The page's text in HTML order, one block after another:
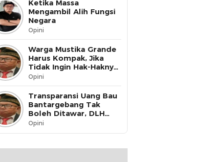
Ketika Massa
Mengambil Alih Fungsi
Negara
Opini
Warga Mustika Grande
Harus Kompak, Jika
Tidak Ingin Hak-Haknya
Dinikmati oleh Pihak
Lain
Opini
Transparansi Uang Bau
Bantargebang Tak
Boleh Ditawar, DLH
Kota Bekasi Harus Buka
Data ke Publik
Opini